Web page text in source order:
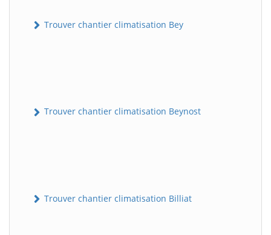
Trouver chantier climatisation Bey
Trouver chantier climatisation Beynost
Trouver chantier climatisation Billiat